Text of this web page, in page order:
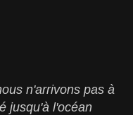
n'arrivons pas à
jusqu'à l'océan